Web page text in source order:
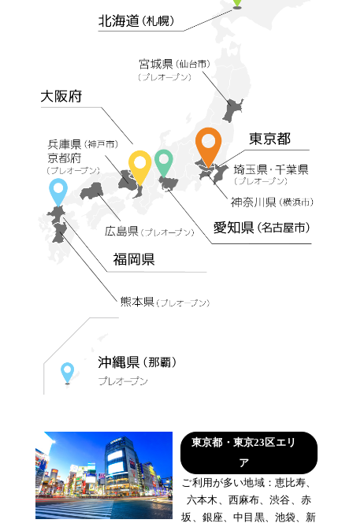
東京都・東京23区エリ
ア
ご利用が多い地域：恵比寿、
六本木、西麻布、渋谷、赤
坂、銀座、中目黒、池袋、新